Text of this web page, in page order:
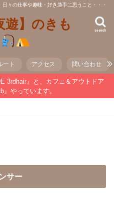
々の仕事や趣味・好き勝手に思うこと・・・
遊】のきも
search
ート アクセス 問い合わせ
3rdhair』と、カフェ＆アウトドア
』やっています。
サー